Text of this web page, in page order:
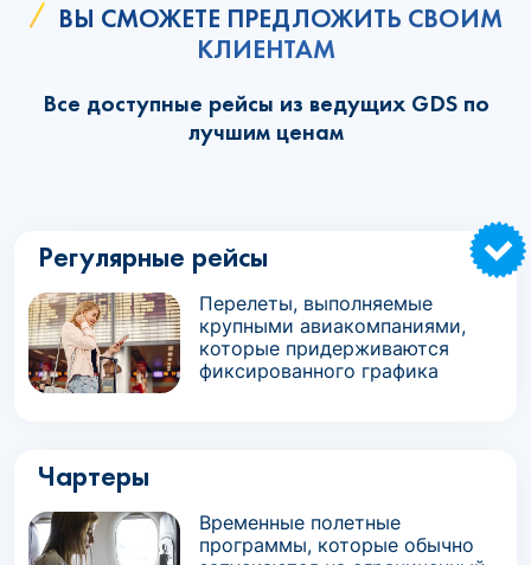
ВЫ СМОЖЕТЕ ПРЕДЛОЖИТЬ СВОИМ
КЛИЕНТАМ
Все доступные рейсы из ведущих GDS по
лучшим ценам
Регулярные рейсы
Перелеты, выполняемые
крупными авиакомпаниями,
которые придерживаются
фиксированного графика
Чартеры
Временные полетные
программы, которые обычно